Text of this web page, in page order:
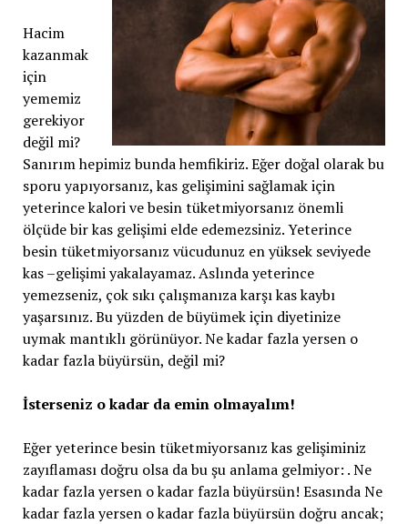
Hacim
kazanmak
için
yememiz
gerekiyor
değil mi?
Sanırım hepimiz bunda hemfikiriz. Eğer doğal olarak bu
sporu yapıyorsanız, kas gelişimini sağlamak için
yeterince kalori ve besin tüketmiyorsanız önemli
ölçüde bir kas gelişimi elde edemezsiniz. Yeterince
besin tüketmiyorsanız vücudunuz en yüksek seviyede
kas –gelişimi yakalayamaz. Aslında yeterince
yemezseniz, çok sıkı çalışmanıza karşı kas kaybı
yaşarsınız. Bu yüzden de büyümek için diyetinize
uymak mantıklı görünüyor. Ne kadar fazla yersen o
kadar fazla büyürsün, değil mi?
İsterseniz o kadar da emin olmayalım!
Eğer yeterince besin tüketmiyorsanız kas gelişiminiz
zayıflaması doğru olsa da bu şu anlama gelmiyor: . Ne
kadar fazla yersen o kadar fazla büyürsün! Esasında Ne
kadar fazla yersen o kadar fazla büyürsün doğru ancak;